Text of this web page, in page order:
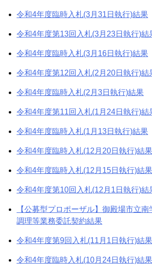
令和4年度臨時入札(3月31日執行)結果
令和4年度第13回入札(3月23日執行)結
令和4年度臨時入札(3月16日執行)結果
令和4年度第12回入札(2月20日執行)結
令和4年度臨時入札(2月3日執行)結果
令和4年度第11回入札(1月24日執行)結
令和4年度臨時入札(1月13日執行)結果
令和4年度臨時入札(12月20日執行)結果
令和4年度臨時入札(12月15日執行)結果
令和4年度第10回入札(12月1日執行)結
【公募型プロポーザル】御殿場市立
調理等業務委託契約結果
令和4年度第9回入札(11月1日執行)結果
令和4年度臨時入札(10月24日執行)結果